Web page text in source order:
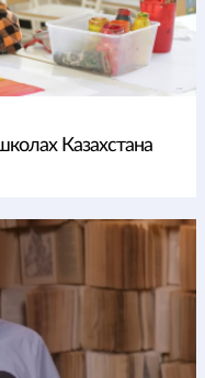
Казахстана